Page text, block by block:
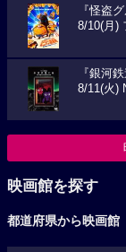
『怪盗
8/10(月)
『銀河
8/11(火)
映画館を探す
都道府県から映画館